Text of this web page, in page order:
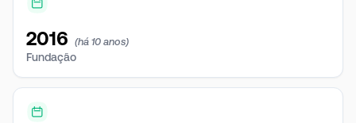
2016 (há 10 anos)
Fundação